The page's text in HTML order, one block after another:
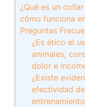
¿Qué es un
cómo funciona
Preguntas
¿Es ético el
animales,
dolor e
¿Existe
efectividad